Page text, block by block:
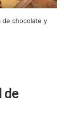
de chocolate y
de